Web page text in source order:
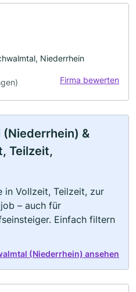
Niederrhein
Firma bewerten
&
Teilzeit,
in Vollzeit, Teilzeit, zur
– auch für
Einfach filtern
(Niederrhein) ansehen